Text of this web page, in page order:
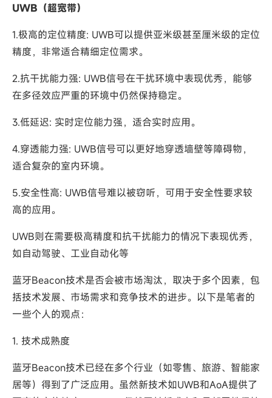
UWB（超宽带）
1.极高的定位精度: UWB可以提供亚米级甚至厘米级的定位
精度，非常适合精细定位需求。
2.抗干扰能力强: UWB信号在干扰环境中表现优秀，能够
在多径效应严重的环境中仍然保持稳定。
3.低延迟: 实时定位能力强，适合实时应用。
4.穿透能力强: UWB信号可以更好地穿透墙壁等障碍物，
适合复杂的室内环境。
5.安全性高: UWB信号难以被窃听，可用于安全性要求较
高的应用。
UWB则在需要极高精度和抗干扰能力的情况下表现优秀，
如自动驾驶、工业自动化等
蓝牙Beacon技术是否会被市场淘汰，取决于多个因素，包
括技术发展、市场需求和竞争技术的进步。以下是笔者的
一些个人的观点：
1. 技术成熟度
蓝牙Beacon技术已经在多个行业（如零售、旅游、智能家
居等）得到了广泛应用。虽然新技术如UWB和AoA提供了